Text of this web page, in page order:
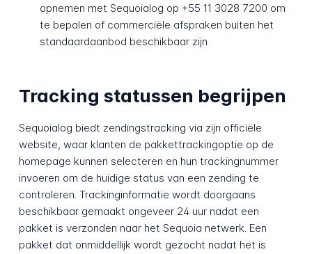
opnemen met Sequoialog op +55 11 3028 7200 om
te bepalen of commerciële afspraken buiten het
standaardaanbod beschikbaar zijn
Tracking statussen begrijpen
Sequoialog biedt zendingstracking via zijn officiële
website, waar klanten de pakkettrackingoptie op de
homepage kunnen selecteren en hun trackingnummer
invoeren om de huidige status van een zending te
controleren. Trackinginformatie wordt doorgaans
beschikbaar gemaakt ongeveer 24 uur nadat een
pakket is verzonden naar het Sequoia netwerk. Een
pakket dat onmiddellijk wordt gezocht nadat het is